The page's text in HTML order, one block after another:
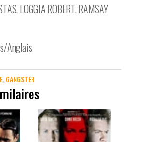
LOGGIA ROBERT, RAMSAY
Anglais
,GANGSTER